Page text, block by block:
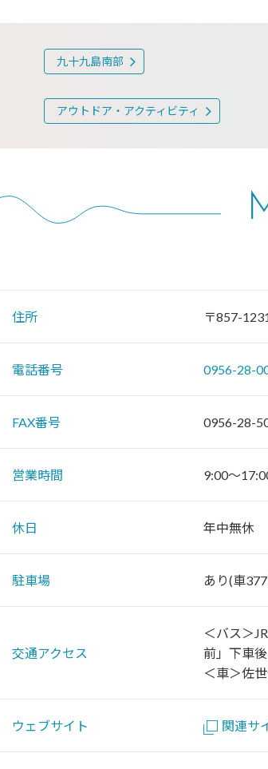
九十九島南部
アウトドア・アクティビティ
住所 〒857-
電話番号 0956-28-
FAX番号 0956-28-
営業時間 9:00～
休日 年中無休
駐車場 あり(車
交通アクセス
＜バス＞
前」下車
＜車＞佐
ウェブサイト 関連サ